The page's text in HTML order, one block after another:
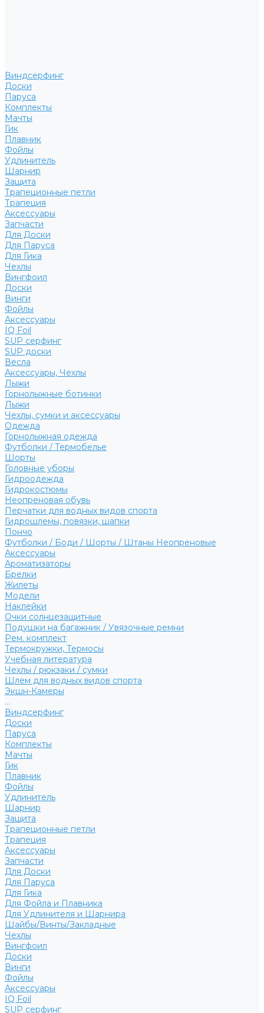
Виндсерфинг
Доски
Паруса
Комплекты
Мачты
Гик
Плавник
Фойлы
Удлинитель
Шарнир
Защита
Трапеционные петли
Трапеция
Аксессуары
Запчасти
Для Доски
Для Паруса
Для Гика
Чехлы
Вингфоил
Доски
Винги
Фойлы
Аксессуары
IQ Foil
SUP серфинг
SUP доски
Весла
Аксессуары, Чехлы
Лыжи
Горнолыжные ботинки
Лыжи
Чехлы, сумки и аксессуары
Одежда
Горнолыжная одежда
Футболки / Термобелье
Шорты
Головные уборы
Гидроодежда
Гидрокостюмы
Неопреновая обувь
Перчатки для водных видов спорта
Гидрошлемы, повязки, шапки
Пончо
Футболки / Боди / Шорты / Штаны Неопреновые
Аксессуары
Ароматизаторы
Брелки
Жилеты
Модели
Наклейки
Очки солнцезащитные
Подушки на багажник / Увязочные ремни
Рем. комплект
Термокружки, Термосы
Учебная литература
Чехлы / рюкзаки / сумки
Шлем для водных видов спорта
Экшн-Камеры
...
Виндсерфинг
Доски
Паруса
Комплекты
Мачты
Гик
Плавник
Фойлы
Удлинитель
Шарнир
Защита
Трапеционные петли
Трапеция
Аксессуары
Запчасти
Для Доски
Для Паруса
Для Гика
Для Фойла и Плавника
Для Удлинителя и Шарнира
Шайбы/Винты/Закладные
Чехлы
Вингфоил
Доски
Винги
Фойлы
Аксессуары
IQ Foil
SUP серфинг